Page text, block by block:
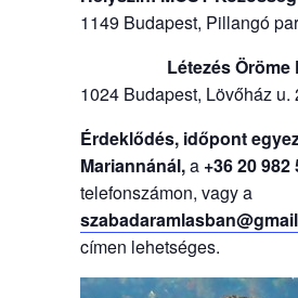
1149 Budapest, Pillangó
Létezés Öröme
1024 Budapest, Lövőház u.
Érdeklődés, időpont
Mariannánál,a +36 20 982
telefonszámon, vagy a
címen lehetséges.